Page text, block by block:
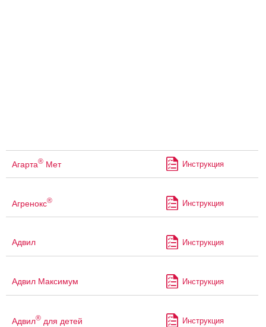
Агарта® Мет Инструкция
Агренокс® Инструкция
Адвил Инструкция
Адвил Максимум Инструкция
Адвил® для детей Инструкция